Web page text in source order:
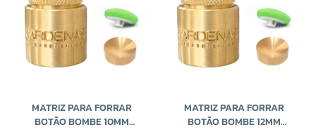
MATRIZ PARA FORRAR
BOTÃO BOMBE 10MM
MATRIZ PARA FORRAR
BOTÃO BOMBE 12MM